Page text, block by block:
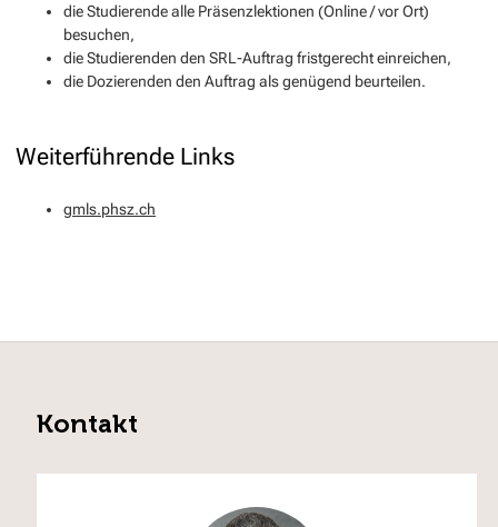
die Studierende alle Präsenzlektionen (Online / vor Ort)
besuchen,
die Studierenden den SRL-Auftrag fristgerecht einreichen,
die Dozierenden den Auftrag als genügend beurteilen.
Weiterführende Links
gmls.phsz.ch
Kontakt